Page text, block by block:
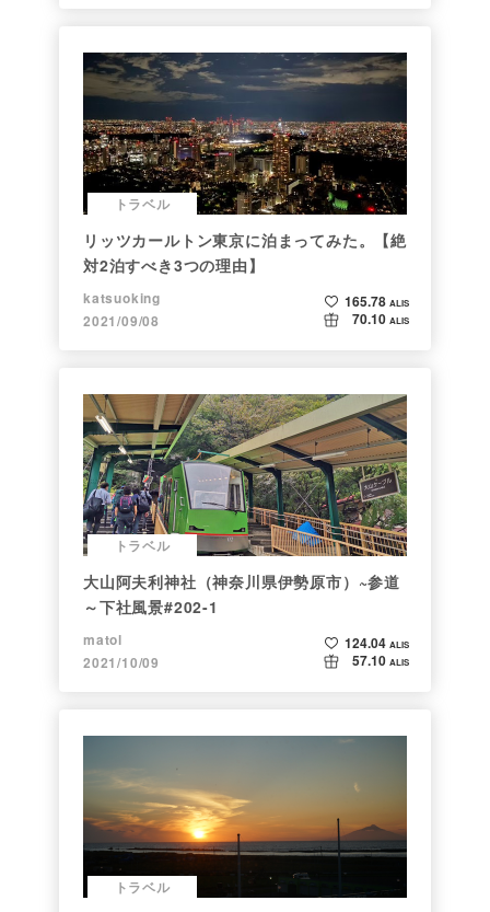
トラベル
リッツカールトン東京に泊まってみた。【絶
対2泊すべき3つの理由】
katsuoking
2021/09/08
165.78 ALIS
70.10 ALIS
トラベル
大山阿夫利神社（神奈川県伊勢原市）~参道
～下社風景#202-1
matol
2021/10/09
124.04 ALIS
57.10 ALIS
トラベル